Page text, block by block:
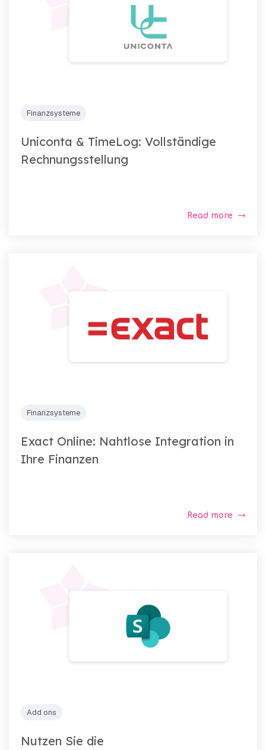
Finanzsysteme
Uniconta & TimeLog: Vollständige
Rechnungsstellung
Read more
Finanzsysteme
Exact Online: Nahtlose Integration in
Ihre Finanzen
Read more
Add ons
Nutzen Sie die